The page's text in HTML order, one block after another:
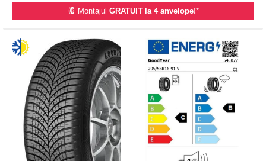
Montajul GRATUIT la 4 anvelope!*